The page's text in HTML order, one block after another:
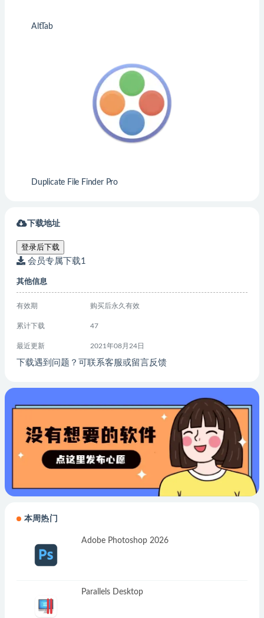
AltTab
Duplicate File Finder Pro
下载地址
登录后下载
会员专属下载1
其他信息
有效期 购买后永久有效
累计下载 47
最近更新 2021年08月24日
下载遇到问题？可联系客服或留言反馈
本周热门
Adobe Photoshop 2026
Parallels Desktop